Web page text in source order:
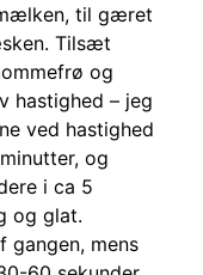
til gæret
Tilsæt
og
hastighed – jeg
ved hastighed
og
i ca 5
og glat.
mens